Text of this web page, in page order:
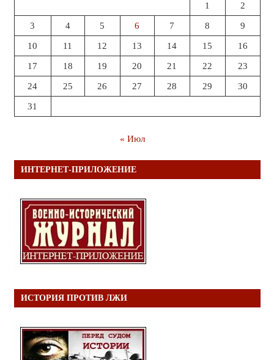
1 2
3 4 5 6 7 8 9
10 11 12 13 14 15 16
17 18 19 20 21 22 23
24 25 26 27 28 29 30
31
« Июл
ИНТЕРНЕТ-ПРИЛОЖЕНИЕ
ИСТОРИЯ ПРОТИВ ЛЖИ